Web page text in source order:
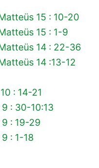
15 : 10-20
15 : 1-9
14 : 22-36
14 :13-12
: 14-21
: 30-10:13
: 19-29
: 1-18